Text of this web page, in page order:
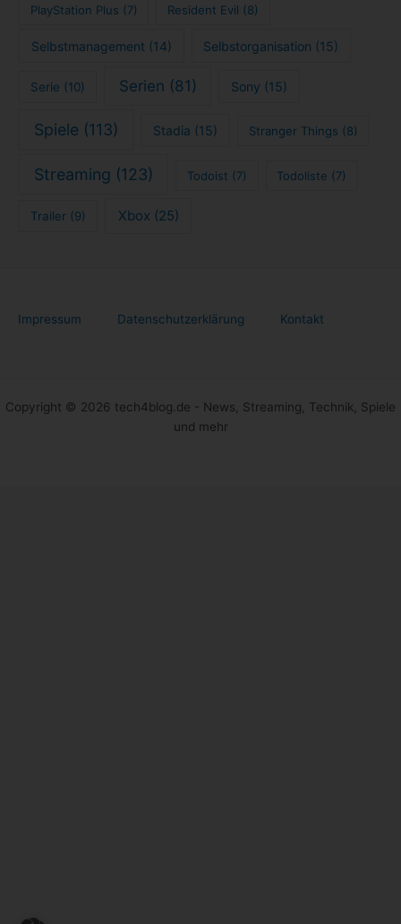
PlayStation Plus (7) Resident Evil (8)
Selbstmanagement (14) Selbstorganisation (15)
Serie (10) Serien (81) Sony (15)
Spiele (113) Stadia (15) Stranger Things (8)
Streaming (123) Todoist (7) Todoliste (7)
Trailer (9) Xbox (25)
Impressum Datenschutzerklärung Kontakt
Copyright © 2026 tech4blog.de - News, Streaming, Technik, Spiele
und mehr